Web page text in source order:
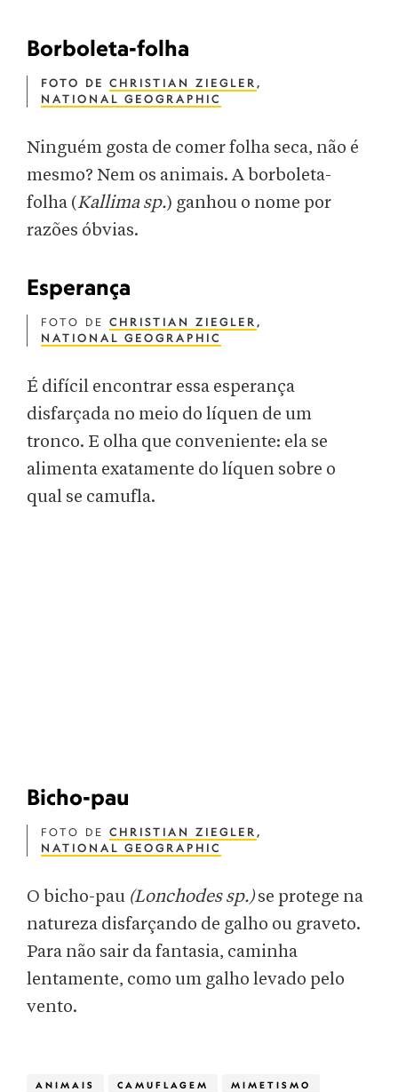
Borboleta-folha
FOTO DE CHRISTIAN ZIEGLER ,
NATIONAL GEOGRAPHIC
Ninguém gosta de comer folha seca, não é
mesmo? Nem os animais. A borboleta-
folha (Kallima sp.) ganhou o nome por
razões óbvias.
Esperança
FOTO DE CHRISTIAN ZIEGLER ,
NATIONAL GEOGRAPHIC
É difícil encontrar essa esperança
disfarçada no meio do líquen de um
tronco. E olha que conveniente: ela se
alimenta exatamente do líquen sobre o
qual se camufla.
Bicho-pau
FOTO DE CHRISTIAN ZIEGLER ,
NATIONAL GEOGRAPHIC
O bicho-pau (Lonchodes sp.)se protege na
natureza disfarçando de galho ou graveto.
Para não sair da fantasia, caminha
lentamente, como um galho levado pelo
vento.
ANIMAIS CAMUFLAGEM MIMETISMO